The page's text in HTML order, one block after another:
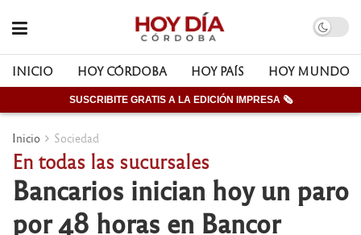
INICIO HOY CÓRDOBA HOY PAÍS HOY MUNDO
SUSCRIBITE GRATIS A LA EDICIÓN IMPRESA 🗞
Inicio Sociedad
En todas las sucursales
Bancarios inician hoy un paro
por 48 horas en Bancor